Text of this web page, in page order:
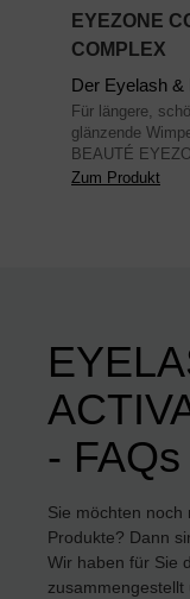
EYEZONE
COMPLEX
Der Eyelash
Für längere,
glänzende
BEAUTÉ
Zum Produkt
- FAQs
Sie möchten
Produkte? Dann
Wir haben für Sie
zusammengestellt